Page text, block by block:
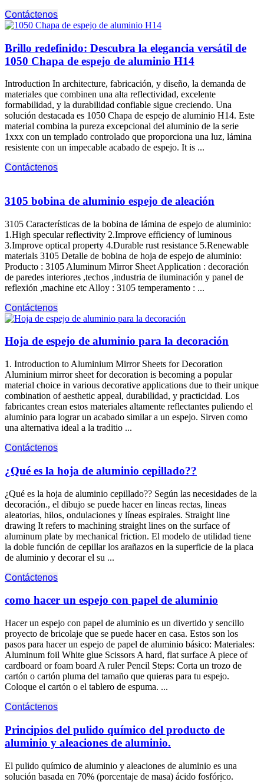
Contáctenos
Brillo redefinido: Descubra la elegancia versátil de
1050 Chapa de espejo de aluminio H14
Introduction In architecture, fabricación, y diseño, la demanda de
materiales que combinen una alta reflectividad, excelente
formabilidad, y la durabilidad confiable sigue creciendo. Una
solución destacada es 1050 Chapa de espejo de aluminio H14. Este
material combina la pureza excepcional del aluminio de la serie
1xxx con un templado controlado que proporciona una luz, lámina
resistente con un impecable acabado de espejo. It is ...
Contáctenos
3105 bobina de aluminio espejo de aleación
3105 Características de la bobina de lámina de espejo de aluminio:
1.High specular reflectivity 2.Improve efficiency of luminous
3.Improve optical property 4.Durable rust resistance 5.Renewable
materials 3105 Detalle de bobina de hoja de espejo de aluminio:
Producto : 3105 Aluminum Mirror Sheet Application : decoración
de paredes interiores ,techos ,industria de iluminación y panel de
reflexión ,machine etc Alloy : 3105 temperamento : ...
Contáctenos
Hoja de espejo de aluminio para la decoración
1. Introduction to Aluminium Mirror Sheets for Decoration
Aluminium mirror sheet for decoration is becoming a popular
material choice in various decorative applications due to their unique
combination of aesthetic appeal, durabilidad, y practicidad. Los
fabricantes crean estos materiales altamente reflectantes puliendo el
aluminio para lograr un acabado similar a un espejo. Sirven como
una alternativa ideal a la traditio ...
Contáctenos
¿Qué es la hoja de aluminio cepillado??
¿Qué es la hoja de aluminio cepillado?? Según las necesidades de la
decoración., el dibujo se puede hacer en lineas rectas, lineas
aleatorias, hilos, ondulaciones y líneas espirales. Straight line
drawing It refers to machining straight lines on the surface of
aluminum plate by mechanical friction. El modelo de utilidad tiene
la doble función de cepillar los arañazos en la superficie de la placa
de aluminio y decorar el su ...
Contáctenos
como hacer un espejo con papel de aluminio
Hacer un espejo con papel de aluminio es un divertido y sencillo
proyecto de bricolaje que se puede hacer en casa. Estos son los
pasos para hacer un espejo de papel de aluminio básico: Materiales:
Aluminum foil White glue Scissors A hard, flat surface A piece of
cardboard or foam board A ruler Pencil Steps: Corta un trozo de
cartón o cartón pluma del tamaño que quieras para tu espejo.
Coloque el cartón o el tablero de espuma. ...
Contáctenos
Principios del pulido químico del producto de
aluminio y aleaciones de aluminio.
El pulido químico de aluminio y aleaciones de aluminio es una
solución basada en 70% (porcentaje de masa) ácido fosfórico.